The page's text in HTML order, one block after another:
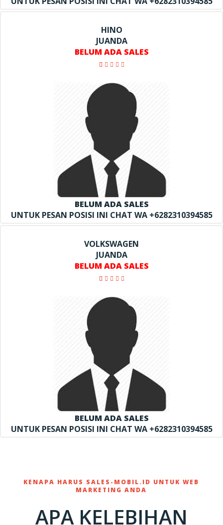
HINO
JUANDA
BELUM ADA SALES
BELUM ADA SALES
UNTUK PESAN POSISI INI CHAT WA +6282310394585
VOLKSWAGEN
JUANDA
BELUM ADA SALES
BELUM ADA SALES
UNTUK PESAN POSISI INI CHAT WA +6282310394585
KENAPA HARUS SALES-MOBIL.ID UNTUK WEB
MARKETING ANDA
APA KELEBIHAN